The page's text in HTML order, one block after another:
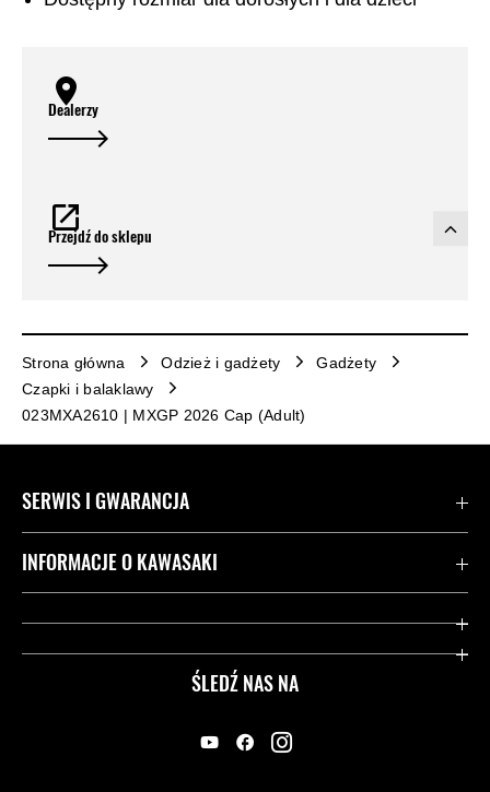
Dealerzy
Przejdź do sklepu
Strona główna Odzież i gadżety
Gadżety
Czapki i balaklawy
023MXA2610 | MXGP 2026 Cap (Adult)
ŚLEDŹ NAS NA
SERWIS I GWARANCJA
Kontakt
Przydatne strony
INFORMACJE O KAWASAKI
Dziedzictwo Kawasaki